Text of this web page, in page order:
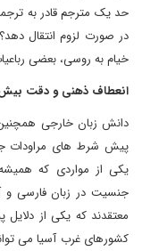
حد یک مترجم قادر به
در صورت لزوم انتقال
خیام به روسی، بعضی
انعطاف ذهنی و دقت
دانش زبان خارجی
پیش شرط های مراودات
یکی از مواردی که
جنسیت در زبان فارسی
معتقدند که یکی از
کشورهای غرب آسیا می